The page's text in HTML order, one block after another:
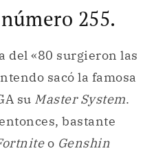
255.
del «80 surgieron las
sacó la famosa
su Master System.
bastante
o Genshin